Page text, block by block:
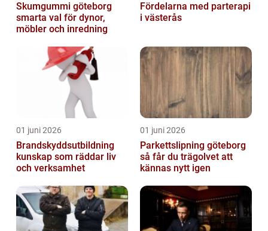
Skumgummi göteborg
smarta val för dynor,
möbler och inredning
Fördelarna med parterapi
i västerås
01 juni 2026
Brandskyddsutbildning
kunskap som räddar liv
och verksamhet
01 juni 2026
Parkettslipning göteborg
så får du trägolvet att
kännas nytt igen